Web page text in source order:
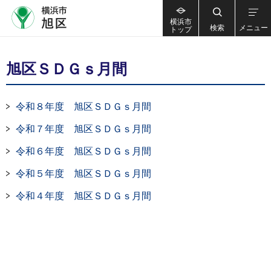
横浜市
トップ
検索 メニュー
旭区ＳＤＧｓ月間
令和８年度 旭区ＳＤＧｓ月間
令和７年度 旭区ＳＤＧｓ月間
令和６年度 旭区ＳＤＧｓ月間
令和５年度 旭区ＳＤＧｓ月間
令和４年度 旭区ＳＤＧｓ月間